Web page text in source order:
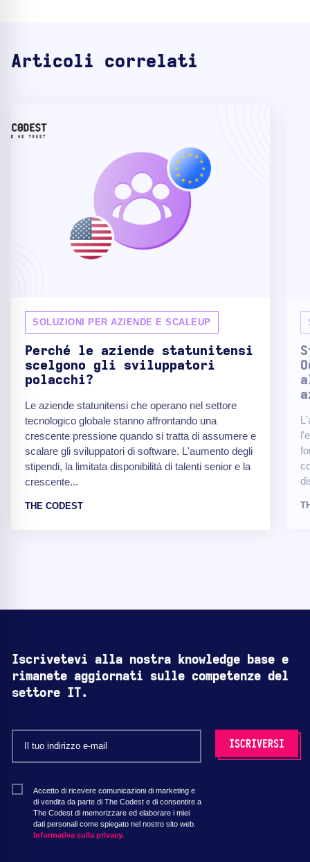
Articoli correlati
SOLUZIONI PER AZIENDE E SCALEUP
Perché le aziende statunitensi
scelgono gli sviluppatori
polacchi?
Le aziende statunitensi che operano nel settore
tecnologico globale stanno affrontando una
crescente pressione quando si tratta di assumere e
scalare gli sviluppatori di software. L'aumento degli
stipendi, la limitata disponibilità di talenti senior e la
crescente...
THE CODEST
Iscrivetevi alla nostra knowledge base e
rimanete aggiornati sulle competenze del
settore IT.
Accetto di ricevere comunicazioni di marketing e
di vendita da parte di The Codest e di consentire a
The Codest di memorizzare ed elaborare i miei
dati personali come spiegato nel nostro sito web.
Informativa sulla privacy.